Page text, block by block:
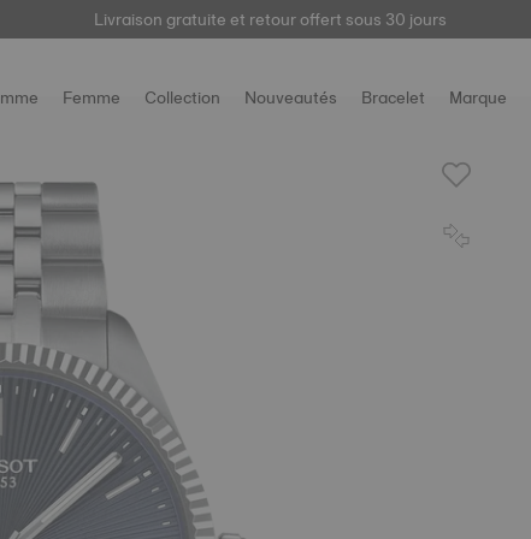
Livraison gratuite et retour offert sous 30 jours
ici
Femme Collection Nouveautés Bracelet Marque